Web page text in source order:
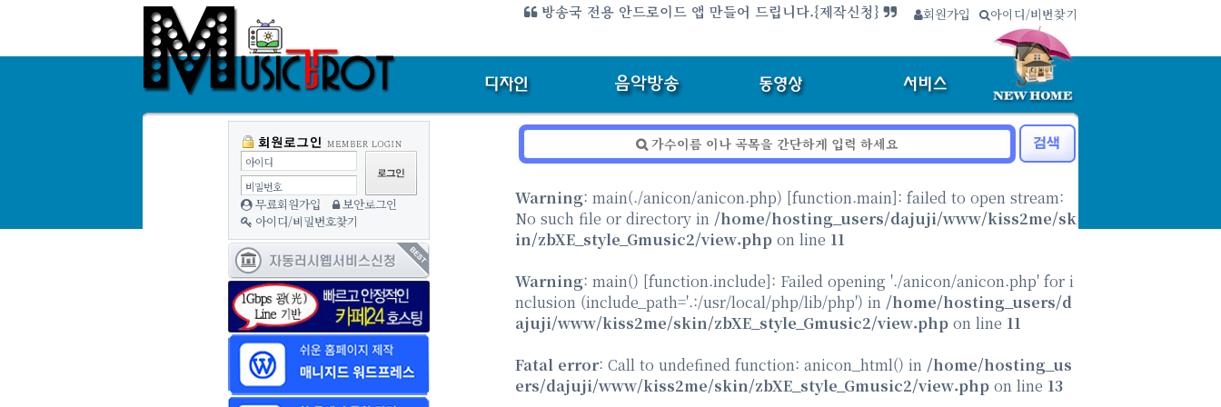
회원가입 아이디/비번찾기
방송국 전용 안드로이드 앱 만들어 드립니다.{제작신청}
아이디
비밀번호
무료회원가입
보안로그인
아이디/비밀번호찾기
Warning: main(./anicon/anicon.php) [function.main]: failed to open stream:
No such file or directory in /home/hosting_users/dajuji/www/kiss2me/sk
in/zbXE_style_Gmusic2/view.php on line 11
Warning: main() [function.include]: Failed opening './anicon/anicon.php' for i
nclusion (include_path='.:/usr/local/php/lib/php') in /home/hosting_users/d
ajuji/www/kiss2me/skin/zbXE_style_Gmusic2/view.php on line 11
Fatal error: Call to undefined function: anicon_html() in /home/hosting_us
ers/dajuji/www/kiss2me/skin/zbXE_style_Gmusic2/view.php on line 13